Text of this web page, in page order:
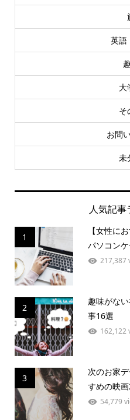
英語
大
そ
お問
未
人気記
1
【女性に
パソコン
217,387
2
趣味がな
事16選
162,122
3
次のお家
すめの映
54,779